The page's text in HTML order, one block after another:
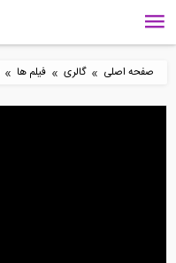
صفحه اصلی » گالری » فیلم ها »